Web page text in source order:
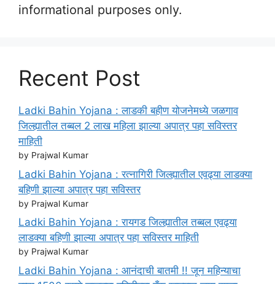
informational purposes only.
Recent Post
Ladki Bahin Yojana : लाडकी बहीण योजनेमध्ये जळगाव
जिल्ह्यातील तब्बल 2 लाख महिला झाल्या अपात्र पहा सविस्तर
माहिती
by Prajwal Kumar
Ladki Bahin Yojana : रत्नागिरी जिल्ह्यातील एवढ्या लाडक्या
बहिणी झाल्या अपात्र पहा सविस्तर
by Prajwal Kumar
Ladki Bahin Yojana : रायगड जिल्ह्यातील तब्बल एवढ्या
लाडक्या बहिणी झाल्या अपात्र पहा सविस्तर माहिती
by Prajwal Kumar
Ladki Bahin Yojana : आनंदाची बातमी !! जून महिन्याचा